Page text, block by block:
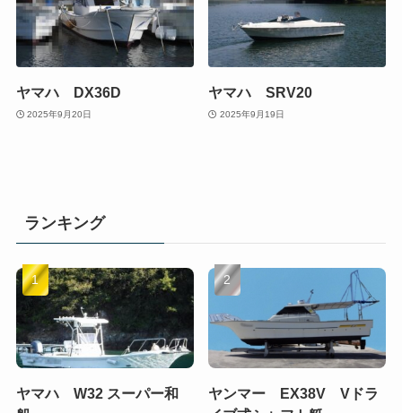
ヤマハ DX36D
2025年9月20日
ヤマハ SRV20
2025年9月19日
ランキング
ヤマハ W32 スーパー和
ヤンマー EX38V Vドラ